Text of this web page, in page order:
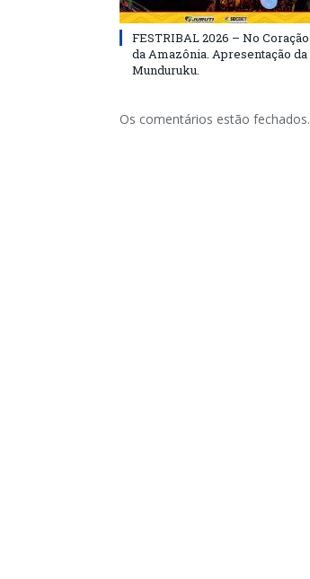
FESTRIBAL 2026 – No Coração
da Amazônia. Apresentação da
Munduruku.
Os comentários estão fechados.